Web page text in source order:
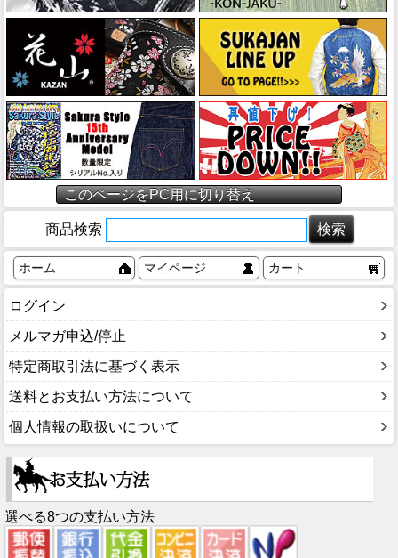
このページをPC用に切り替え
商品検索
ホーム マイページ カート
ログイン
メルマガ申込/停止
特定商取引法に基づく表示
送料とお支払い方法について
個人情報の取扱いについて
選べる8つの支払い方法